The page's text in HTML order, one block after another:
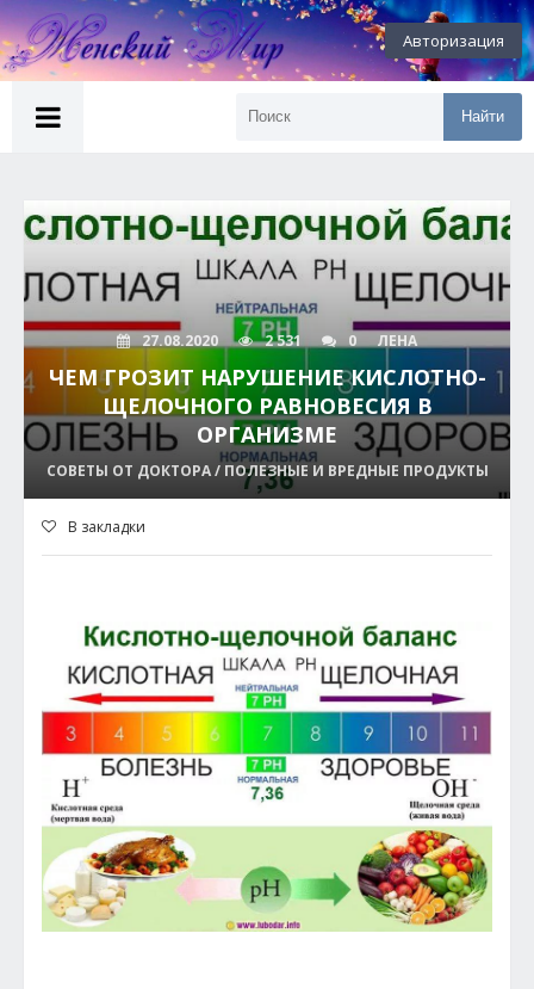
Авторизация
Найти
27.08.2020 2 531 0 ЛЕНА
ЧЕМ ГРОЗИТ НАРУШЕНИЕ КИСЛОТНО-
ЩЕЛОЧНОГО РАВНОВЕСИЯ В
ОРГАНИЗМЕ
СОВЕТЫ ОТ ДОКТОРА / ПОЛЕЗНЫЕ И ВРЕДНЫЕ ПРОДУКТЫ
В закладки